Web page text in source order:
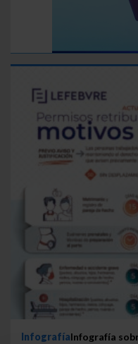
InfografíaInfografía